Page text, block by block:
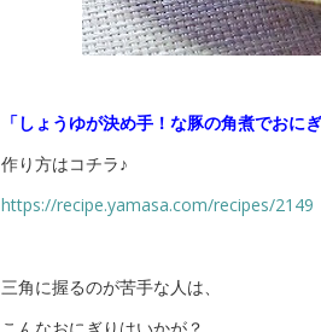
「しょうゆが決め手！な豚の角煮でおに
作り方はコチラ♪
https://recipe.yamasa.com/recipes/2149
三角に握るのが苦手な人は、